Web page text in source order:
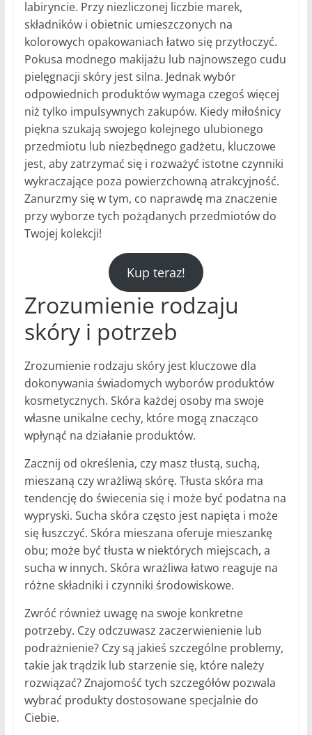
labiryncie. Przy niezliczonej liczbie marek,
składników i obietnic umieszczonych na
kolorowych opakowaniach łatwo się przytłoczyć.
Pokusa modnego makijażu lub najnowszego cudu
pielęgnacji skóry jest silna. Jednak wybór
odpowiednich produktów wymaga czegoś więcej
niż tylko impulsywnych zakupów. Kiedy miłośnicy
piękna szukają swojego kolejnego ulubionego
przedmiotu lub niezbędnego gadżetu, kluczowe
jest, aby zatrzymać się i rozważyć istotne czynniki
wykraczające poza powierzchowną atrakcyjność.
Zanurzmy się w tym, co naprawdę ma znaczenie
przy wyborze tych pożądanych przedmiotów do
Twojej kolekcji!
Kup teraz!
Zrozumienie rodzaju
skóry i potrzeb
Zrozumienie rodzaju skóry jest kluczowe dla
dokonywania świadomych wyborów produktów
kosmetycznych. Skóra każdej osoby ma swoje
własne unikalne cechy, które mogą znacząco
wpłynąć na działanie produktów.
Zacznij od określenia, czy masz tłustą, suchą,
mieszaną czy wrażliwą skórę. Tłusta skóra ma
tendencję do świecenia się i może być podatna na
wypryski. Sucha skóra często jest napięta i może
się łuszczyć. Skóra mieszana oferuje mieszankę
obu; może być tłusta w niektórych miejscach, a
sucha w innych. Skóra wrażliwa łatwo reaguje na
różne składniki i czynniki środowiskowe.
Zwróć również uwagę na swoje konkretne
potrzeby. Czy odczuwasz zaczerwienienie lub
podrażnienie? Czy są jakieś szczególne problemy,
takie jak trądzik lub starzenie się, które należy
rozwiązać? Znajomość tych szczegółów pozwala
wybrać produkty dostosowane specjalnie do
Ciebie.